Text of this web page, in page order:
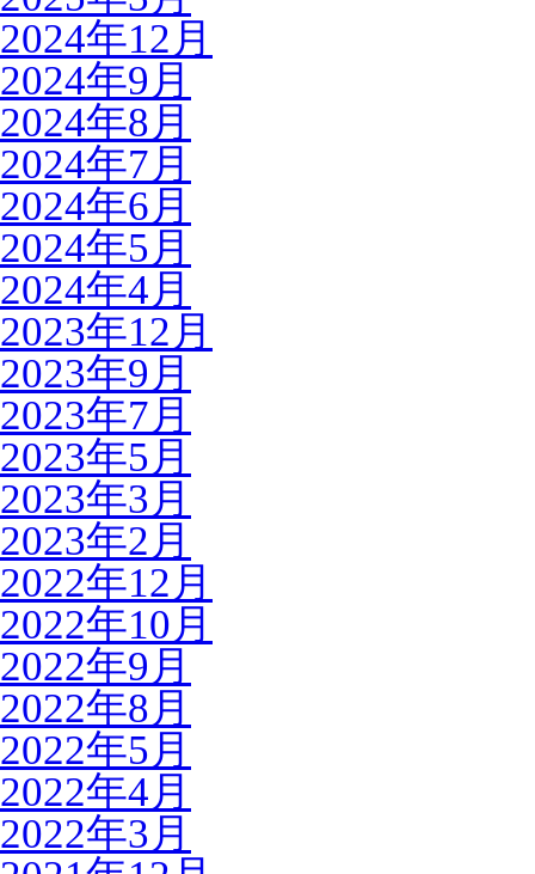
2024年12月
2024年9月
2024年8月
2024年7月
2024年6月
2024年5月
2024年4月
2023年12月
2023年9月
2023年7月
2023年5月
2023年3月
2023年2月
2022年12月
2022年10月
2022年9月
2022年8月
2022年5月
2022年4月
2022年3月